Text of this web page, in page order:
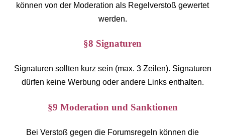
können von der Moderation als Regelverstoß gewertet
werden.
§8 Signaturen
Signaturen sollten kurz sein (max. 3 Zeilen). Signaturen
dürfen keine Werbung oder andere Links enthalten.
§9 Moderation und Sanktionen
Bei Verstoß gegen die Forumsregeln können die